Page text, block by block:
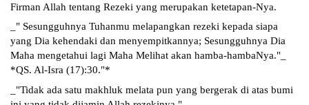
Firman Allah tentang Rezeki yang merupakan ketetapan-Nya.
_" Sesungguhnya Tuhanmu melapangkan rezeki kepada siapa
yang Dia kehendaki dan menyempitkannya; Sesungguhnya Dia
Maha mengetahui lagi Maha Melihat akan hamba-hambaNya."_
*QS. Al-Isra (17):30."*
_"Tidak ada satu makhluk melata pun yang bergerak di atas bumi